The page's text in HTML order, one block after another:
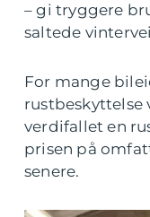
– gi tryggere
saltede
For mange
verdifallet en
prisen på
senere.